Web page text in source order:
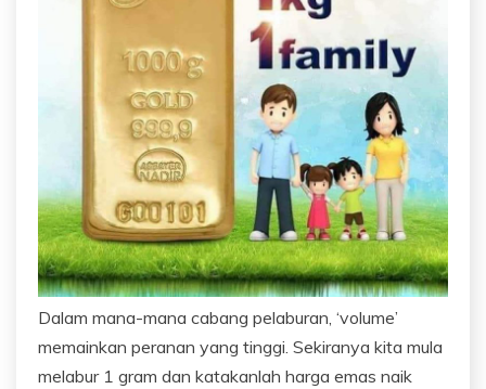
Dalam mana-mana cabang pelaburan, ‘volume’
memainkan peranan yang tinggi. Sekiranya kita mula
melabur 1 gram dan katakanlah harga emas naik